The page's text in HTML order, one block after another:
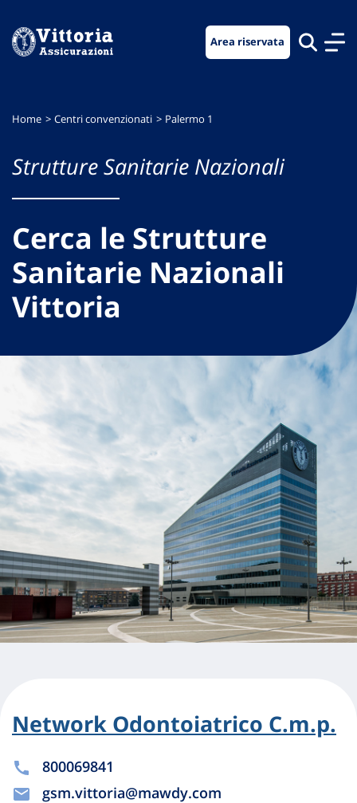
menu
contenuto
footer
Area riservata
Home Centri convenzionati Palermo 1
Strutture Sanitarie Nazionali
Cerca le Strutture
Sanitarie Nazionali
Vittoria
Network Odontoiatrico C.m.p.
800069841
gsm.vittoria@mawdy.com